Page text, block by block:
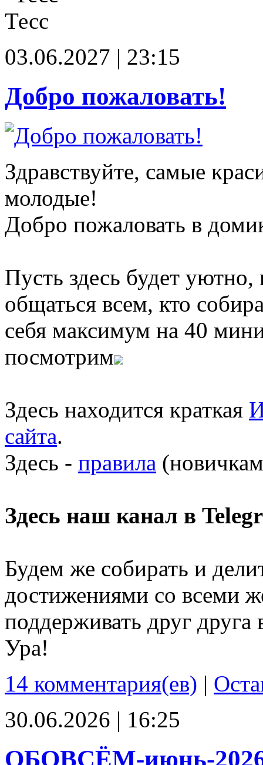
Тесс
03.06.2027 | 23:15
Добро пожаловать!
Здравствуйте, самые
молодые!
Добро пожаловать в
Пусть здесь будет
общаться всем, кто
себя максимум на 40
посмотрим
Здесь находится краткая
сайта.
Здесь - правила
Здесь наш канал в
Будем же собирать и
достижениями со всеми
поддерживать друг
Ура!
14 комментария(ев) |
30.06.2026 | 16:25
ОБОВСЁМ-июнь-